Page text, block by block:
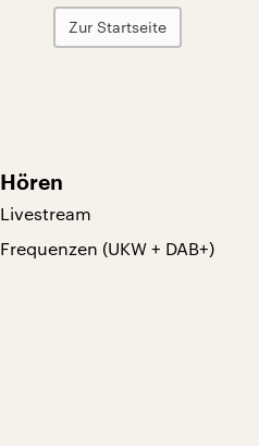
Zur Startseite
Hören
Livestream
Frequenzen (UKW + DAB+)